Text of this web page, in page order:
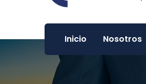
Inicio Nosotros